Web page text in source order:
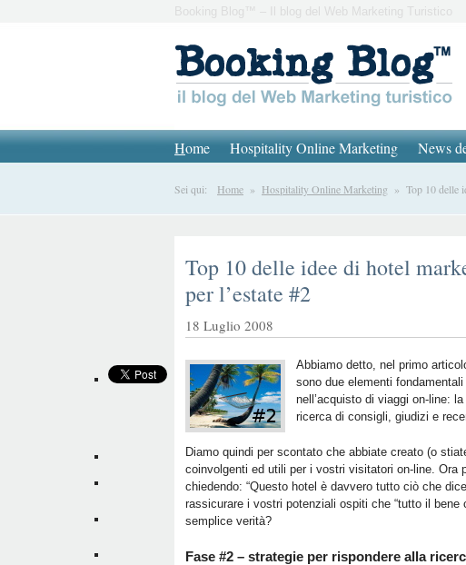
Booking Blog™ – Il blog del Web Marketing Turistico
Home Hospitality Online Marketing News
Sei qui: Home » Hospitality Online Marketing » Top 10 delle
Top 10 delle idee di hotel
per l’estate #2
18 Luglio 2008
Abbiamo detto, nel primo
sono due elementi
nell’acquisto di viaggi on-line:
ricerca di consigli, giudizi e
Diamo quindi per scontato che abbiate creato (o
coinvolgenti ed utili per i vostri visitatori on-line. Ora
chiedendo: “Questo hotel è davvero tutto ciò che
rassicurare i vostri potenziali ospiti che “tutto il bene
semplice verità?
Fase #2 – strategie per rispondere alla